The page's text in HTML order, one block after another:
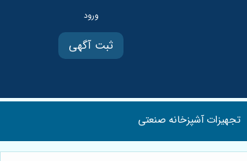
ثبت آگهی
تجهیزات آشپزخانه صنعتی